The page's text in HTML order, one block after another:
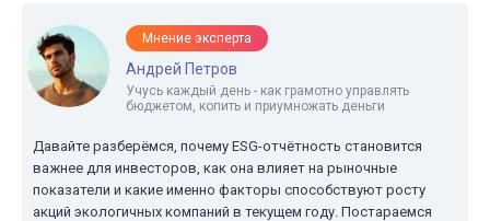
Мнение эксперта
Андрей Петров
Учусь каждый день - как грамотно управлять
бюджетом, копить и приумножать деньги
Давайте разберёмся, почему ESG-отчётность становится
важнее для инвесторов, как она влияет на рыночные
показатели и какие именно факторы способствуют росту
акций экологичных компаний в текущем году. Постараемся